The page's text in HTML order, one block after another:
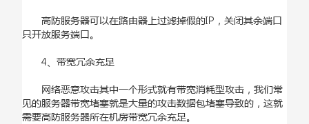
高防服务器可以在路由器上过滤掉假的IP，关闭其余端口
只开放服务端口。
4、带宽冗余充足
网络恶意攻击其中一个形式就有带宽消耗型攻击，我们常
见的服务器带宽堵塞就是大量的攻击数据包堵塞导致的，这就
需要高防服务器所在机房带宽冗余充足。